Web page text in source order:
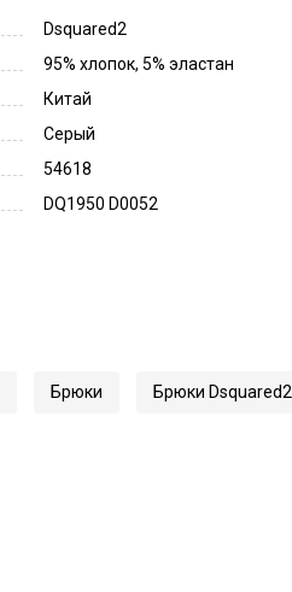
Dsquared2
95% хлопок, 5% эластан
Китай
Серый
54618
DQ1950 D0052
Брюки Брюки Dsquared2